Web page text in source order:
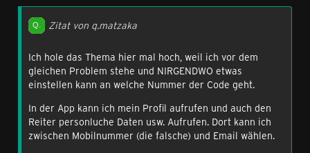
Zitat von q.matzaka
Ich hole das Thema hier mal hoch, weil ich vor dem
gleichen Problem stehe und NIRGENDWO etwas
einstellen kann an welche Nummer der Code geht.
In der App kann ich mein Profil aufrufen und auch den
Reiter personluche Daten usw. Aufrufen. Dort kann ich
zwischen Mobilnummer (die falsche) und Email wählen.